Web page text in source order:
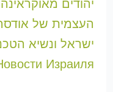
יהודים
העצמית של
ישראל ונשיא
Израиля